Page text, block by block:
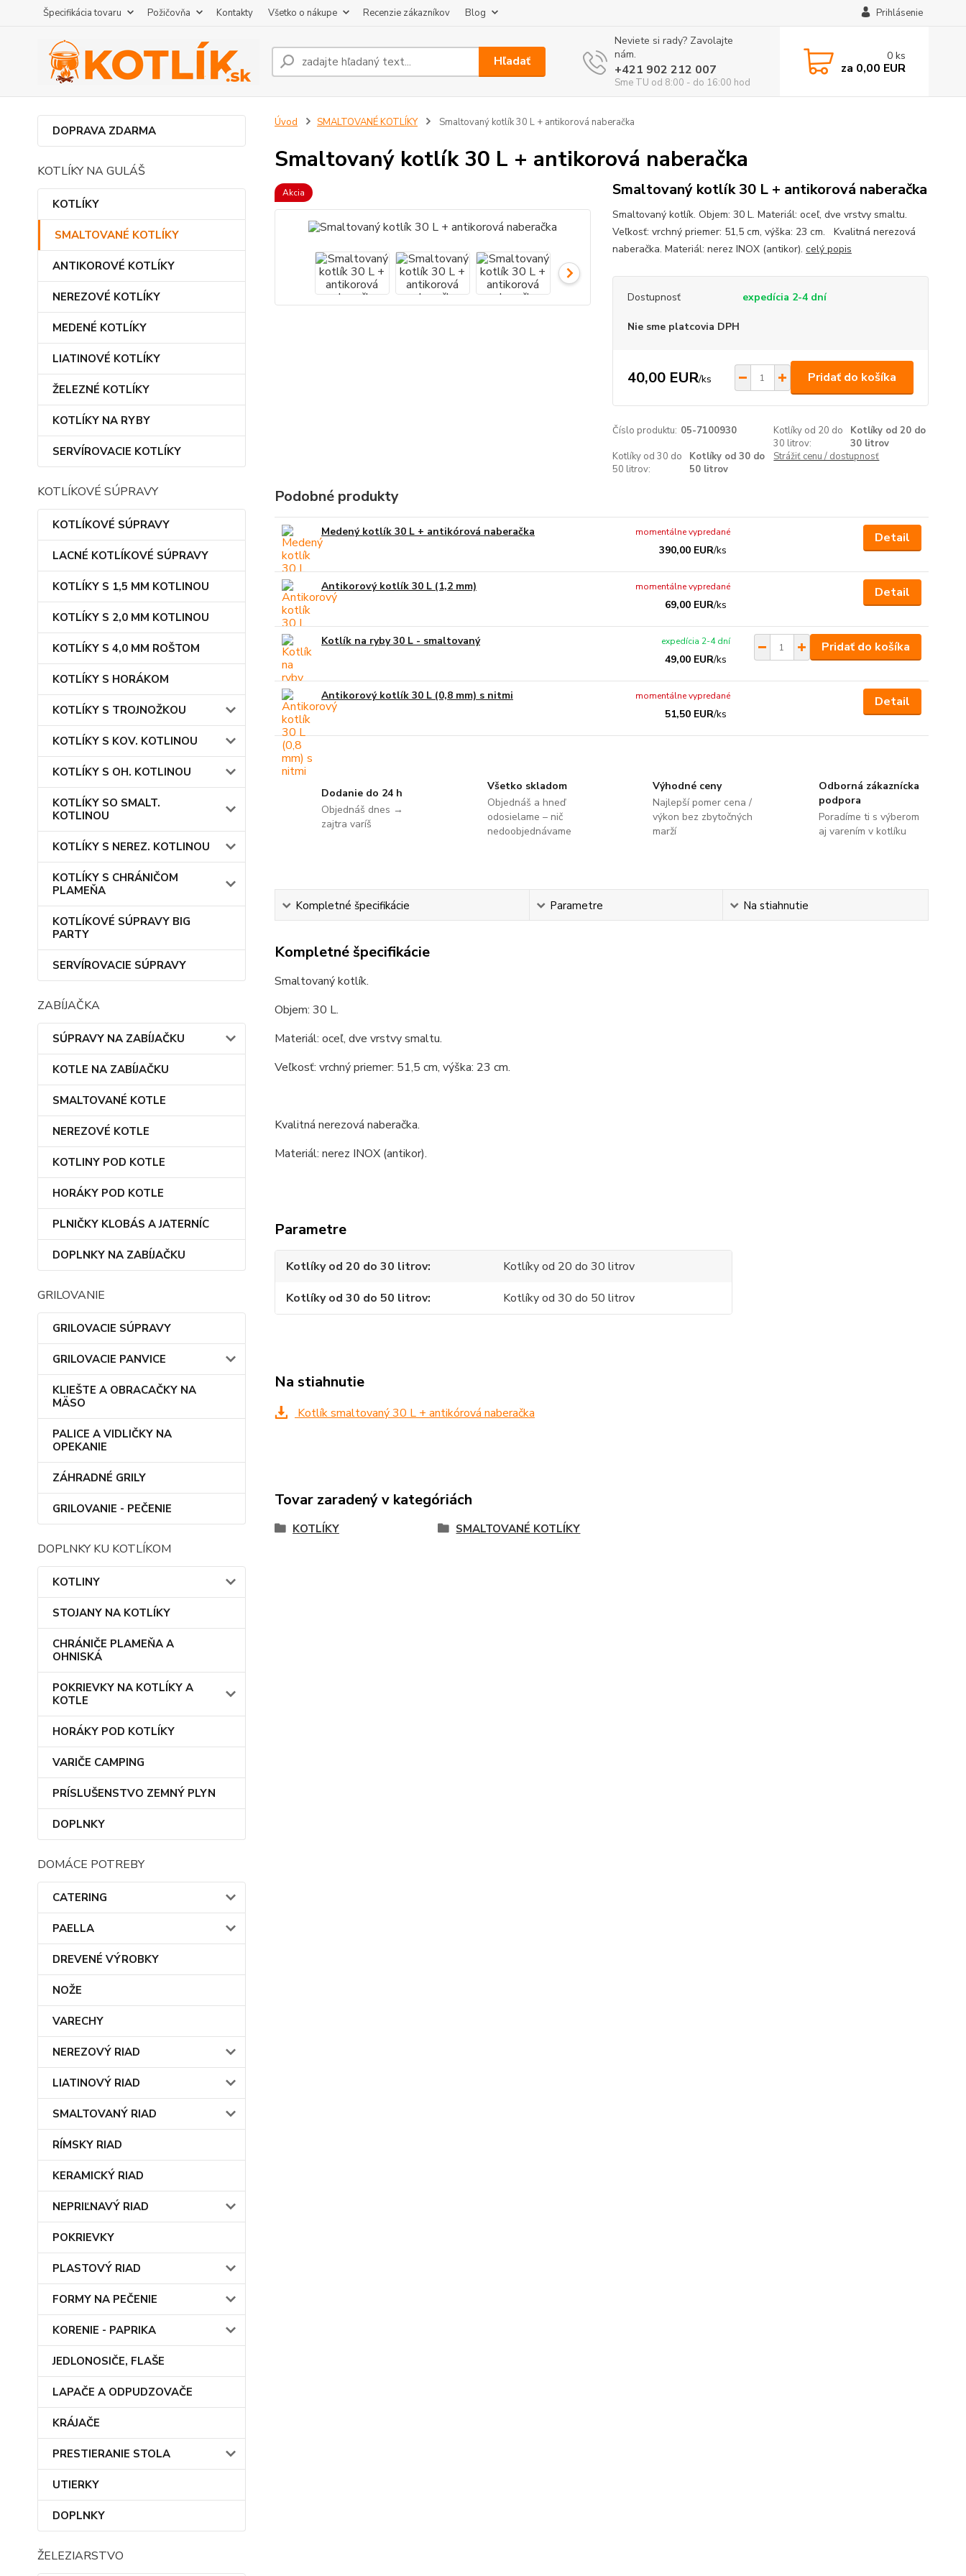
Špecifikácia tovaru Požičovňa Kontakty Všetko o nákupe Recenzie zákazníkov Blog Prihlásenie
Hľadať
Neviete si rady? Zavolajte
nám.
+421 902 212 007
Sme TU od 8:00 - do 16:00 hod
0 ks
za 0,00 EUR
DOPRAVA ZDARMA
KOTLÍKY NA GULÁŠ
KOTLÍKY
SMALTOVANÉ KOTLÍKY
ANTIKOROVÉ KOTLÍKY
NEREZOVÉ KOTLÍKY
MEDENÉ KOTLÍKY
LIATINOVÉ KOTLÍKY
ŽELEZNÉ KOTLÍKY
KOTLÍKY NA RYBY
SERVÍROVACIE KOTLÍKY
KOTLÍKOVÉ SÚPRAVY
KOTLÍKOVÉ SÚPRAVY
LACNÉ KOTLÍKOVÉ SÚPRAVY
KOTLÍKY S 1,5 MM KOTLINOU
KOTLÍKY S 2,0 MM KOTLINOU
KOTLÍKY S 4,0 MM ROŠTOM
KOTLÍKY S HORÁKOM
KOTLÍKY S TROJNOŽKOU
KOTLÍKY S KOV. KOTLINOU
KOTLÍKY S OH. KOTLINOU
KOTLÍKY SO SMALT.
KOTLINOU
KOTLÍKY S NEREZ. KOTLINOU
KOTLÍKY S CHRÁNIČOM
PLAMEŇA
KOTLÍKOVÉ SÚPRAVY BIG
PARTY
SERVÍROVACIE SÚPRAVY
ZABÍJAČKA
SÚPRAVY NA ZABÍJAČKU
KOTLE NA ZABÍJAČKU
SMALTOVANÉ KOTLE
NEREZOVÉ KOTLE
KOTLINY POD KOTLE
HORÁKY POD KOTLE
PLNIČKY KLOBÁS A JATERNÍC
DOPLNKY NA ZABÍJAČKU
GRILOVANIE
GRILOVACIE SÚPRAVY
GRILOVACIE PANVICE
KLIEŠTE A OBRACAČKY NA
MÄSO
PALICE A VIDLIČKY NA
OPEKANIE
ZÁHRADNÉ GRILY
GRILOVANIE - PEČENIE
DOPLNKY KU KOTLÍKOM
KOTLINY
STOJANY NA KOTLÍKY
CHRÁNIČE PLAMEŇA A
OHNISKÁ
POKRIEVKY NA KOTLÍKY A
KOTLE
HORÁKY POD KOTLÍKY
VARIČE CAMPING
PRÍSLUŠENSTVO ZEMNÝ PLYN
DOPLNKY
DOMÁCE POTREBY
CATERING
PAELLA
DREVENÉ VÝROBKY
NOŽE
VARECHY
NEREZOVÝ RIAD
LIATINOVÝ RIAD
SMALTOVANÝ RIAD
RÍMSKY RIAD
KERAMICKÝ RIAD
NEPRIĽNAVÝ RIAD
POKRIEVKY
PLASTOVÝ RIAD
FORMY NA PEČENIE
KORENIE - PAPRIKA
JEDLONOSIČE, FLAŠE
LAPAČE A ODPUDZOVAČE
KRÁJAČE
PRESTIERANIE STOLA
UTIERKY
DOPLNKY
ŽELEZIARSTVO
Úvod SMALTOVANÉ KOTLÍKY Smaltovaný kotlík 30 L + antikorová naberačka
Smaltovaný kotlík 30 L + antikorová naberačka
Akcia Smaltovaný kotlík 30 L + antikorová naberačka
Smaltovaný kotlík. Objem: 30 L. Materiál: oceľ, dve vrstvy smaltu.
Veľkosť: vrchný priemer: 51,5 cm, výška: 23 cm. Kvalitná nerezová
naberačka. Materiál: nerez INOX (antikor). celý popis
Dostupnosť expedícia 2-4 dní
Nie sme platcovia DPH
40,00 EUR/ks Pridať do košíka
Číslo produktu: 05-7100930
Kotlíky od 20 do
30 litrov:
Kotlíky od 20 do
30 litrov
Kotlíky od 30 do
50 litrov:
Kotlíky od 30 do
50 litrov
Strážiť cenu / dostupnosť
Podobné produkty
Medený kotlík 30 L + antikórová naberačka
390,00 EUR/ks
momentálne vypredané Detail
Antikorový kotlík 30 L (1,2 mm)
69,00 EUR/ks
momentálne vypredané Detail
Kotlík na ryby 30 L - smaltovaný
49,00 EUR/ks
expedícia 2-4 dní Pridať do košíka
Antikorový kotlík 30 L (0,8 mm) s nitmi
51,50 EUR/ks
momentálne vypredané Detail
Dodanie do 24 h
Objednáš dnes →
zajtra varíš
Všetko skladom
Objednáš a hneď
odosielame – nič
nedoobjednávame
Výhodné ceny
Najlepší pomer cena /
výkon bez zbytočných
marží
Odborná zákaznícka
podpora
Poradíme ti s výberom
aj varením v kotlíku
Kompletné špecifikácie Parametre Na stiahnutie
Kompletné špecifikácie
Smaltovaný kotlík.
Objem: 30 L.
Materiál: oceľ, dve vrstvy smaltu.
Veľkosť: vrchný priemer: 51,5 cm, výška: 23 cm.
Kvalitná nerezová naberačka.
Materiál: nerez INOX (antikor).
Parametre
Kotlíky od 20 do 30 litrov
Kotlíky od 20 do 30 litrov
Kotlíky od 30 do 50 litrov
Kotlíky od 30 do 50 litrov
Na stiahnutie
Kotlík smaltovaný 30 L + antikórová naberačka
Tovar zaradený v kategóriách
KOTLÍKY SMALTOVANÉ KOTLÍKY